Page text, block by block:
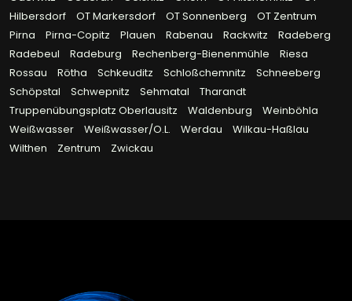
Hilbersdorf
OT Markersdorf OT Sonnenberg
OT Zentrum
Pirna
Pirna-Copitz Plauen Rabenau Rackwitz
Radeberg
Radebeul
Radeburg Rechenberg-Bienenmühle
Riesa
Rossau
Rötha Schkeuditz Schloßchemnitz
Schneeberg
Schöpstal
Schwepnitz Sehmatal
Tharandt
Truppenübungsplatz Oberlausitz
Waldenburg
Weinböhla
Weißwasser
Weißwasser/O.L. Werdau
Wilkau-Haßlau
Wilthen
Zentrum Zwickau